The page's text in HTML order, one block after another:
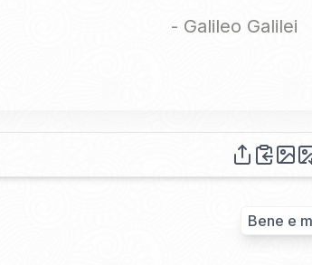
- Galileo Galilei
Bene e